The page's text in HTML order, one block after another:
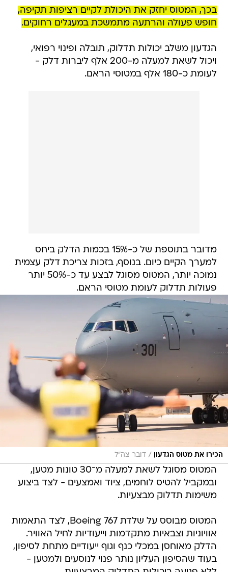
בכך, המטוס יחזק את היכולת לקיים רציפות תקיפה,
חופש פעולה והרתעה מתמשכת במעגלים רחוקים.
הגדעון משלב יכולות תדלוק, תובלה ופינוי רפואי,
ויכול לשאת למעלה מ-200 אלף ליברות דלק -
לעומת כ-180 אלף במטוסי הראם.
מדובר בתוספת של כ-15% בכמות הדלק ביחס
למערך הקיים כיום. בנוסף, בזכות צריכת דלק עצמית
נמוכה יותר, המטוס מסוגל לבצע עד כ-50% יותר
פעולות תדלוק לעומת מטוסי הראם.
הכירו את מטוס הגדעון / דובר צה"ל
המטוס מסוגל לשאת למעלה מ־30 טונות מטען,
ובמקביל להטיס לוחמים, ציוד ואמצעים - לצד ביצוע
משימות תדלוק מבצעיות.
המטוס מבוסס על שלדת Boeing 767, לצד התאמות
אוויוניות וצבאיות מתקדמות וייעודיות לחיל האוויר.
הדלק מאוחסן במכלי כנף וגוף ייעודיים מתחת לסיפון,
בעוד שהסיפון העליון נותר פנוי לנוסעים ולמטען -